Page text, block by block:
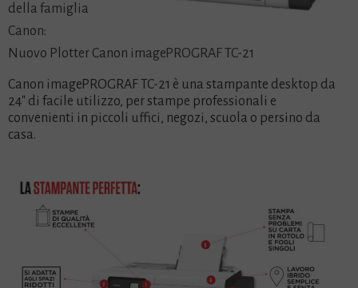
della famiglia
Canon:
Nuovo Plotter Canon imagePROGRAF TC-21
Canon imagePROGRAF TC-21 è una stampante desktop da
24″ di facile utilizzo, per stampe professionali e
convenienti in piccoli uffici, negozi, scuola o persino da
casa.